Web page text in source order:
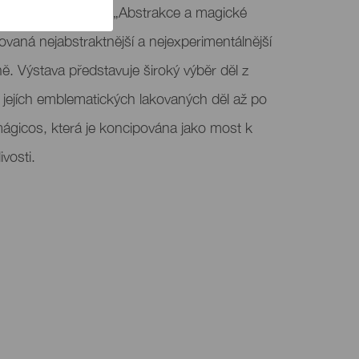
se koná výstava „Abstrakce a magické
nejabstraktnější a nejexperimentálnější
Výstava představuje široký výběr děl z
emblematických lakovaných děl až po
která je koncipována jako most k